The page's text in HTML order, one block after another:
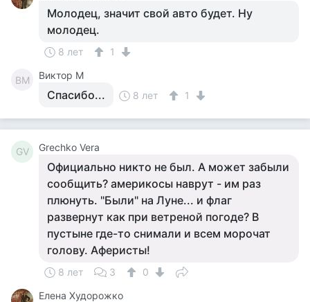
Молодец, значит свой авто будет. Ну
молодец.
8 лет 1
ВМ Виктор М
Спасибо... 8 лет 1
GV Grechko Vera
Официально никто не был. А может забыли
сообщить? америкосы наврут - им раз
плюнуть. "Были" на Луне... и флаг
развернут как при ветреной погоде? В
пустыне где-то снимали и всем морочат
голову. Аферисты!
8 лет 3
0
Елена Худорожко